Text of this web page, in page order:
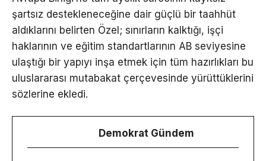
şartsız destekleneceğine dair güçlü bir taahhüt
aldıklarını belirten Özel; sınırların kalktığı, işçi
haklarının ve eğitim standartlarının AB seviyesine
ulaştığı bir yapıyı inşa etmek için tüm hazırlıkları bu
uluslararası mutabakat çerçevesinde yürüttüklerini
sözlerine ekledi.
Demokrat Gündem